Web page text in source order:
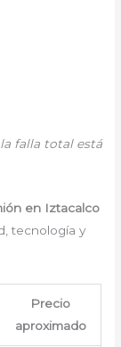
falla total está
en Iztacalco
tecnología y
Precio
aproximado